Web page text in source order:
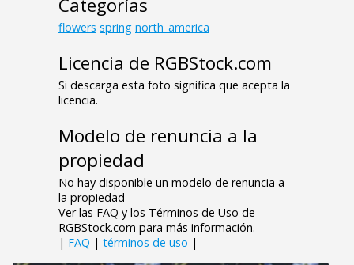
Categorías
flowers spring north_america
Licencia de RGBStock.com
Si descarga esta foto significa que acepta la
licencia.
Modelo de renuncia a la
propiedad
No hay disponible un modelo de renuncia a
la propiedad
Ver las FAQ y los Términos de Uso de
RGBStock.com para más información.
| FAQ | términos de uso |